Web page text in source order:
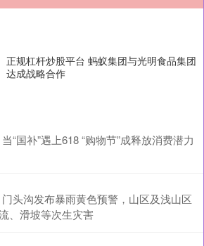
正规杠杆炒股平台 蚂蚁集团与光明食品集团
达成战略合作
“国补”遇上618 “购物节”成释放消费潜力
头沟发布暴雨黄色预警，山区及浅山区
、滑坡等次生灾害